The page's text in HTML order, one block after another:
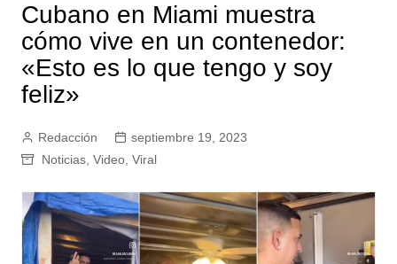
Cubano en Miami muestra
cómo vive en un contenedor:
«Esto es lo que tengo y soy
feliz»
Redacción
septiembre 19, 2023
Noticias, Video, Viral